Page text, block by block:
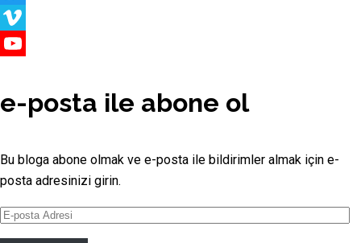
Twitter
Vimeo
Channel
e-posta ile abone ol
Bu bloga abone olmak ve e-posta ile bildirimler almak için e-
posta adresinizi girin.
E-
posta